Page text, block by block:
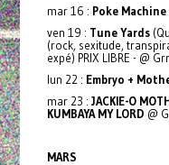
mar 16 : Poke Machine
ven 19 : Tune Yards
(rock, sexitude,
expé) PRIX LIBRE - @
lun 22 : Embryo +
mar 23 : JACKIE-O
KUMBAYA MY LORD @
MARS